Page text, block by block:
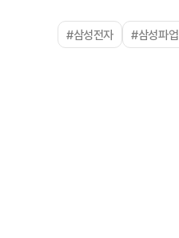
#삼성전자 #삼성파업